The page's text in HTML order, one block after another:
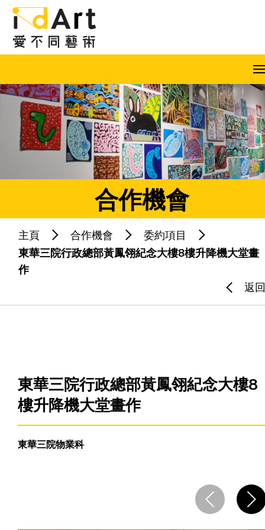
跳到內容（按回車鍵）
EN 繁 简 A A A
熱門關鍵字：藝術共融 藝術家
藝廊及活動
藝術培訓
合作機會
主頁 合作機會
委約項目
東華三院行政總部黃鳳翎紀念大樓8樓升降機大堂畫
作
返回
東華三院行政總部黃鳳翎紀念大樓8
樓升降機大堂畫作
東華三院物業科